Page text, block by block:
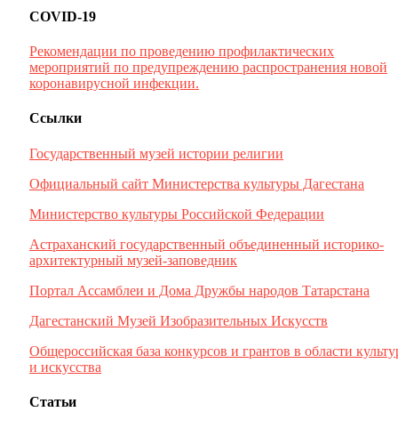
COVID-19
Рекомендации по проведению профилактических
мероприятий по предупреждению распространения новой
коронавирусной инфекции.
Ссылки
Государственный музей истории религии
Официальный сайт Министерства культуры Дагестана
Министерство культуры Российской Федерации
Астраханский государственный объединенный историко-
архитектурный музей-заповедник
Портал Ассамблеи и Дома Дружбы народов Татарстана
Дагестанский Музей Изобразительных Искусств
Общероссийская база конкурсов и грантов в области
и искусства
Статьи